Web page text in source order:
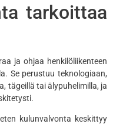
tarkoittaa
ja ohjaa henkilöliikenteen
Se perustuu teknologiaan,
tägeillä tai älypuhelimilla, ja
kulunvalvonta keskittyy